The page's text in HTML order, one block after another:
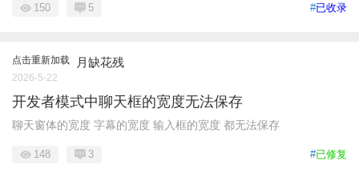
#已收录
150 5
点击重新加载 月缺花残
2026-5-22
开发者模式中聊天框的宽度无法保存
聊天窗体的宽度 字幕的宽度 输入框的宽度 都无法保存
#已修复
148 3